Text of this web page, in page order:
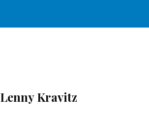
Lenny Kravitz